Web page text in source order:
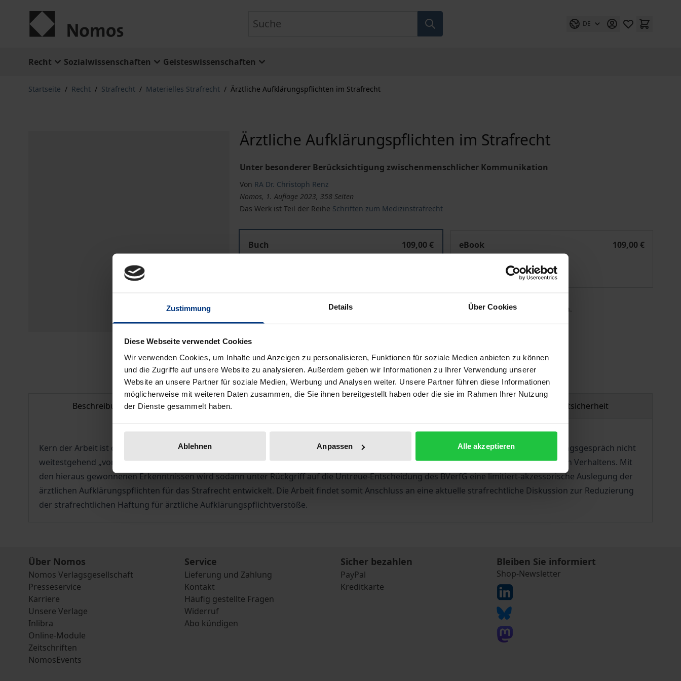
Zustimmung Details Über Cookies
Diese Webseite verwendet Cookies
Wir verwenden Cookies, um Inhalte und Anzeigen zu personalisieren, Funktionen für soziale Medien anbieten zu können
und die Zugriffe auf unsere Website zu analysieren. Außerdem geben wir Informationen zu Ihrer Verwendung unserer
Website an unsere Partner für soziale Medien, Werbung und Analysen weiter. Unsere Partner führen diese Informationen
möglicherweise mit weiteren Daten zusammen, die Sie ihnen bereitgestellt haben oder die sie im Rahmen Ihrer Nutzung
der Dienste gesammelt haben.
Ablehnen Anpassen Alle akzeptieren
DE
Recht Sozialwissenschaften Geisteswissenschaften
Startseite / Recht / Strafrecht / Materielles Strafrecht / Ärztliche Aufklärungspflichten im Strafrecht
Ärztliche Aufklärungspflichten im Strafrecht
Unter besonderer Berücksichtigung zwischenmenschlicher Kommunikation
Von RA Dr. Christoph Renz
Nomos, 1. Auflage 2023, 358 Seiten
Das Werk ist Teil der Reihe Schriften zum Medizinstrafrecht
Buch
109,00 €
eBook
109,00 €
Preisangaben inkl. MwSt. Abhängig von der Lieferadresse kann die MwSt. an der Kasse variieren.
Hinweise zu Versandkosten
Beschreibung Bibliografische Angaben Produktsicherheit
Kern der Arbeit ist die Analyse der ärztlichen Aufklärungspflichten als Sprechhandlungen. Anders als der BGH formuliert, ist das Aufklärungsgespräch nicht
weitestgehend „vom Atmosphärischen“ geprägt und damit einer juristischen Durchdringung entzogen, sondern eine Form regelgeleiteten Verhaltens. Mit
den hieraus gewonnenen Erkenntnissen wird sodann unter Rückgriff auf die Untreue-Entscheidung des BVerfG eine limitiert-akzessorische Auslegung der
ärztlichen Aufklärungspflichten für das Strafrecht entwickelt. Die Arbeit findet somit Anschluss an eine aktuelle strafrechtliche Diskussion zur Reduzierung
der strafrechtlichen Haftung für ärztliche Aufklärungspflichtverstöße.
Über Nomos
Nomos Verlagsgesellschaft
Presseservice
Karriere
Unsere Verlage
Inlibra
Online-Module
Zeitschriften
NomosEvents
Service
Lieferung und Zahlung
Kontakt
Häufig gestellte Fragen
Widerruf
Abo kündigen
Sicher bezahlen
PayPal
Kreditkarte
Bleiben Sie informiert
Shop-Newsletter